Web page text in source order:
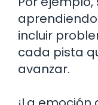
incluir
cada pista
avanzar.